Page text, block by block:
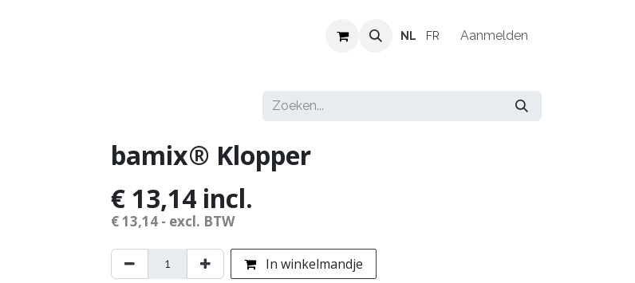
Verkooppunten Vacatures
NL FR Aanmelden
bamix® Klopper
€ 13,14 incl.
€13,14 - excl. BTW
In winkelmandje